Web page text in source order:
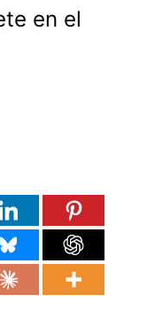
en el